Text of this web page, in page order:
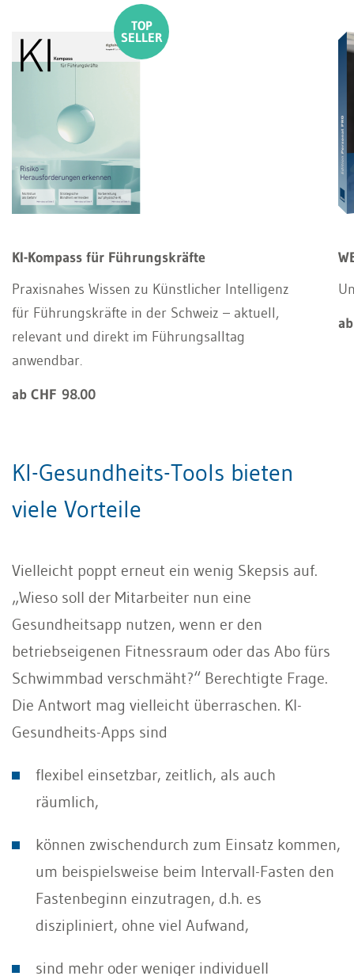
KI-Kompass für Führungskräfte
Praxisnahes Wissen zu Künstlicher Intelligenz
für Führungskräfte in der Schweiz – aktuell,
relevant und direkt im Führungsalltag
anwendbar.
ab CHF 98.00
KI-Gesundheits-Tools bieten
viele Vorteile
Vielleicht poppt erneut ein wenig Skepsis auf.
„Wieso soll der Mitarbeiter nun eine
Gesundheitsapp nutzen, wenn er den
betriebseigenen Fitnessraum oder das Abo fürs
Schwimmbad verschmäht?“ Berechtigte Frage.
Die Antwort mag vielleicht überraschen. KI-
Gesundheits-Apps sind
flexibel einsetzbar, zeitlich, als auch
räumlich,
können zwischendurch zum Einsatz kommen,
um beispielsweise beim Intervall-Fasten den
Fastenbeginn einzutragen, d.h. es
diszipliniert, ohne viel Aufwand,
sind mehr oder weniger individuell